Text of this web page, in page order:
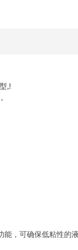
,!
能，可确保低粘性的